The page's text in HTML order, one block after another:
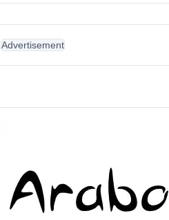
Advertisement